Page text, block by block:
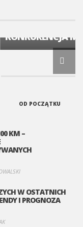
KONKURENCJA
OD POCZĄTKU
KM –
W OSTATNICH
I PROGNOZA